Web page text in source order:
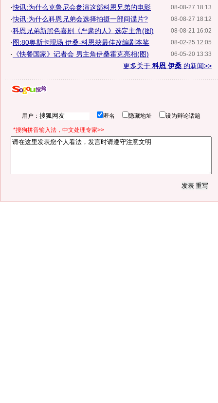
08-08-27 18:13
·快讯:为什么克鲁尼会参演这部科恩兄弟的电影
08-08-27 18:12
·快讯:为什么科恩兄弟会选择拍摄一部间谍片?
08-08-21 16:02
·科恩兄弟新黑色喜剧《严肃的人》选定主角(图)
08-02-25 12:05
·图:80奥斯卡现场 伊桑-科恩获最佳改编剧本奖
06-05-20 13:33
·
《快餐国家》记者会 男主角伊桑霍克亮相(图)
更多关于 科恩 伊桑 的新闻>>
用户： 匿名 隐藏地址 设为辩论话题
*搜狗拼音输入法，中文处理专家>>